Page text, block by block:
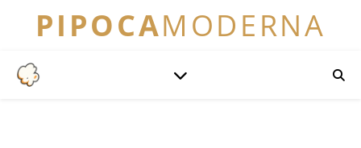
PIPOCAMODERNA